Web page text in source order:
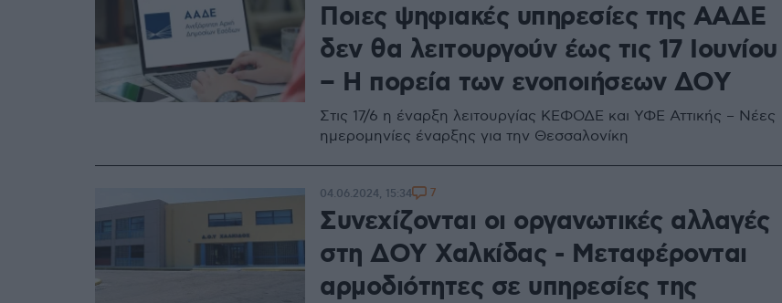
Ποιες ψηφιακές υπηρεσίες της ΑΑΔΕ
δεν θα λειτουργούν έως τις 17 Ιουνίου
– Η πορεία των ενοποιήσεων ΔΟΥ
Στις 17/6 η έναρξη λειτουργίας ΚΕΦΟΔΕ και ΥΦΕ Αττικής – Νέες
ημερομηνίες έναρξης για την Θεσσαλονίκη
Συνεχίζονται οι οργανωτικές αλλαγές
στη ΔΟΥ Χαλκίδας - Μεταφέρονται
αρμοδιότητες σε υπηρεσίες της
04.06.2024, 15:34 7